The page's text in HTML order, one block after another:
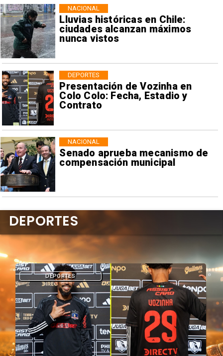
Lluvias históricas en Chile:
ciudades alcanzan máximos
nunca vistos
NACIONAL
Presentación de Vozinha en
Colo Colo: Fecha, Estadio y
Contrato
DEPORTES
Senado aprueba mecanismo de
compensación municipal
NACIONAL
DEPORTES
DEPORTES